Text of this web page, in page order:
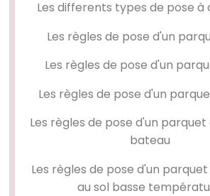
Les differents types de pose
Les règles de pose d'un
Les règles de pose d'un
Les règles de pose d'un
Les règles de pose d'un parquet
bateau
Les règles de pose d'un
au sol basse